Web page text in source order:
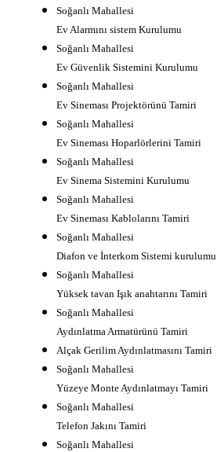
Soğanlı Mahallesi
Ev Alarmını sistem Kurulumu
Soğanlı Mahallesi
Ev Güvenlik Sistemini Kurulumu
Soğanlı Mahallesi
Ev Sineması Projektörünü Tamiri
Soğanlı Mahallesi
Ev Sineması Hoparlörlerini Tamiri
Soğanlı Mahallesi
Ev Sinema Sistemini Kurulumu
Soğanlı Mahallesi
Ev Sineması Kablolarını Tamiri
Soğanlı Mahallesi
Diafon ve İnterkom Sistemi kurulumu
Soğanlı Mahallesi
Yüksek tavan Işık anahtarını Tamiri
Soğanlı Mahallesi
Aydınlatma Armatürünü Tamiri
Alçak Gerilim Aydınlatmasını Tamiri
Soğanlı Mahallesi
Yüzeye Monte Aydınlatmayı Tamiri
Soğanlı Mahallesi
Telefon Jakını Tamiri
Soğanlı Mahallesi